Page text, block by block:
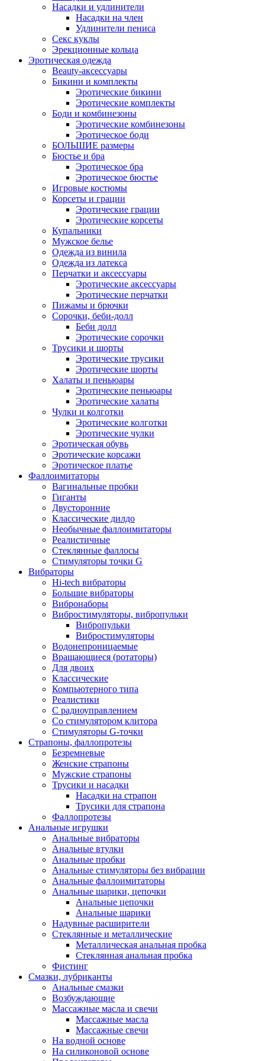
Насадки и удлинители
Насадки на член
Удлинители пениса
Секс куклы
Эрекционные кольца
Эротическая одежда
Beauty-аксессуары
Бикини и комплекты
Эротические бикини
Эротические комплекты
Боди и комбинезоны
Эротические комбинезоны
Эротическое боди
БОЛЬШИЕ размеры
Бюстье и бра
Эротическое бра
Эротическое бюстье
Игровые костюмы
Корсеты и грации
Эротические грации
Эротические корсеты
Купальники
Мужское белье
Одежда из винила
Одежда из латекса
Перчатки и аксессуары
Эротические аксессуары
Эротические перчатки
Пижамы и брючки
Сорочки, беби-долл
Беби долл
Эротические сорочки
Трусики и шорты
Эротические трусики
Эротические шорты
Халаты и пеньюары
Эротические пеньюары
Эротические халаты
Чулки и колготки
Эротические колготки
Эротические чулки
Эротическая обувь
Эротические корсажи
Эротическое платье
Фаллоимитаторы
Вагинальные пробки
Гиганты
Двусторонние
Классические дилдо
Необычные фаллоимитаторы
Реалистичные
Стеклянные фаллосы
Стимуляторы точки G
Вибраторы
Hi-tech вибраторы
Большие вибраторы
Вибронаборы
Вибростимуляторы, вибропульки
Вибропульки
Вибростимуляторы
Водонепроницаемые
Вращающиеся (ротаторы)
Для двоих
Классические
Компьютерного типа
Реалистики
С радиоуправлением
Со стимулятором клитора
Стимуляторы G-точки
Страпоны, фаллопротезы
Безремневые
Женские страпоны
Мужские страпоны
Трусики и насадки
Насадки на страпон
Трусики для страпона
Фаллопротезы
Анальные игрушки
Анальные вибраторы
Анальные втулки
Анальные пробки
Анальные стимуляторы без вибрации
Анальные фаллоимитаторы
Анальные шарики, цепочки
Анальные цепочки
Анальные шарики
Надувные расширители
Стеклянные и металлические
Металлическая анальная пробка
Стеклянная анальная пробка
Фистинг
Смазки, лубриканты
Анальные смазки
Возбуждающие
Массажные масла и свечи
Массажные масла
Массажные свечи
На водной основе
На силиконовой основе